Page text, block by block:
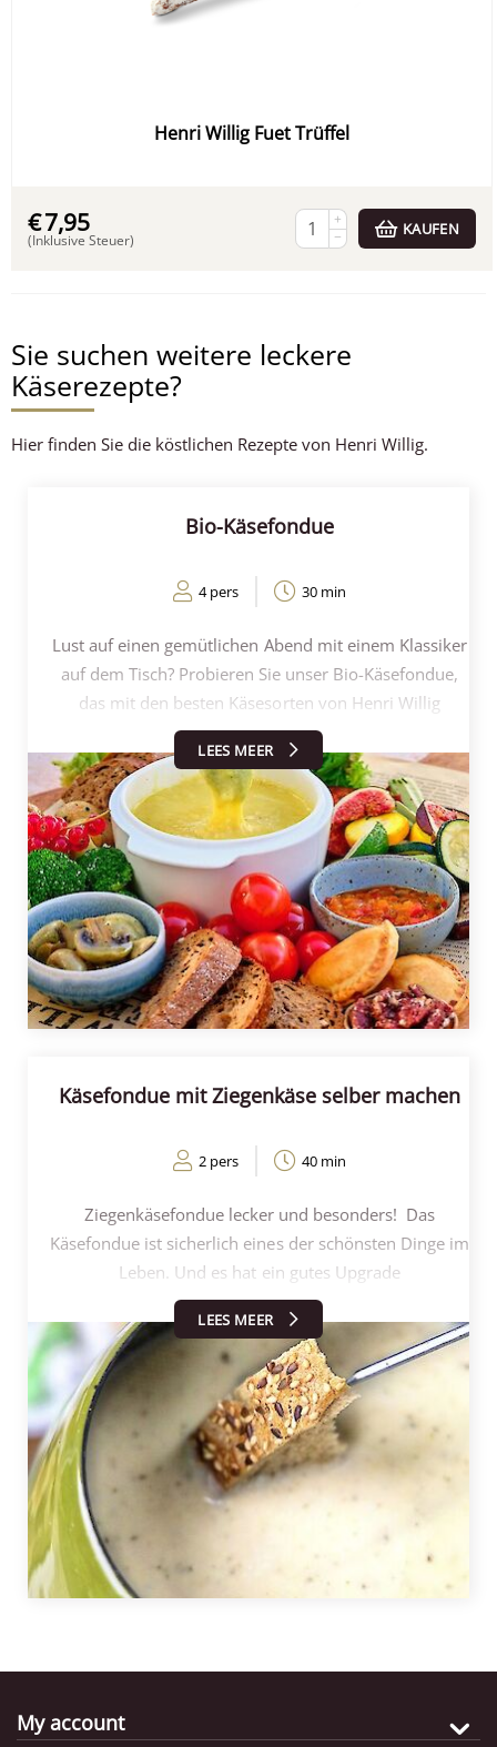
Henri Willig Fuet Trüffel
€7,95
(Inklusive Steuer)
+
−
KAUFEN
Sie suchen weitere leckere
Käserezepte?
Hier finden Sie die köstlichen Rezepte von Henri Willig.
Bio-Käsefondue
4 pers 30 min
Lust auf einen gemütlichen Abend mit einem Klassiker
auf dem Tisch? Probieren Sie unser Bio-Käsefondue,
das mit den besten Käsesorten von Henri Willig
hergestellt wird. Dieses Rezept ist einfach, lecker und
perfekt für alle, die gutes Essen lieben. In nur 30
Minuten Zubereitungszeit zaubern Sie ein köstliches
Gericht auf den Tisch, das Ihre Gäste garantiert
begeistern wird. Ob Sie nun ein Käseliebhaber sind
oder einfach nur ein warmes, gemütliches Gericht
suchen, unser Bio-Käsefondue verspricht ein
gemütliches Erlebnis.
LEES MEER
Käsefondue mit Ziegenkäse selber machen
2 pers 40 min
Ziegenkäsefondue lecker und besonders! Das
Käsefondue ist sicherlich eines der schönsten Dinge im
Leben. Und es hat ein gutes Upgrade
bekommen Upgrade von @courgetticonfetti! Was für
ein grandioses Rezept. Das Rezept: - Die
Knoblauchzehen zerdrücken und den Boden der
Fonduepfanne damit einreiben. - Schalten Sie die
Fonduepfanne ein und erhitzen Sie den Weißwein
leicht. - In der Zwischenzeit reiben Sie beide
Käsesorten. - Sobald der Wein heiß ist, ein wenig
geriebenen Käse in die Pfanne geben pfanne und
rühren Sie regelmäßig um. Wiederholen Sie den
Vorgang, bis der gesamte Käse verbraucht ist. Es
dauert es dauert eine Weile, bis der ganze Käse
Sie diesen Brei in das Käsefondue und lassen Sie ihn
regelmäßig um. - Fertig! Servieren
LEES MEER
My account